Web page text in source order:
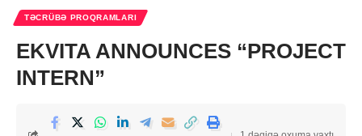
TƏCRÜBƏ PROQRAMLARI
EKVITA ANNOUNCES “PROJECT
INTERN”